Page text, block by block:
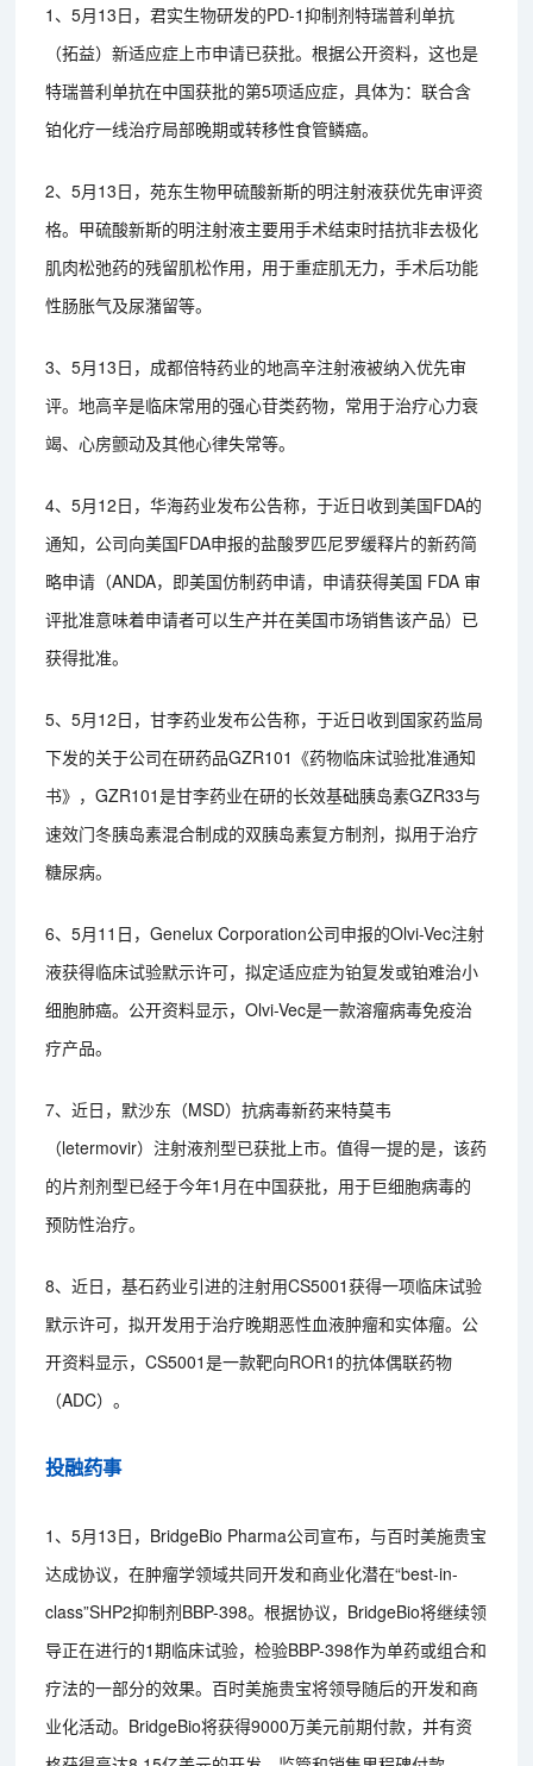
1、5月13日，君实生物研发的PD-1抑制剂特瑞普利单抗
（拓益）新适应症上市申请已获批。根据公开资料，这也是
特瑞普利单抗在中国获批的第5项适应症，具体为：联合含
铂化疗一线治疗局部晚期或转移性食管鳞癌。
2、5月13日，苑东生物甲硫酸新斯的明注射液获优先审评资
格。甲硫酸新斯的明注射液主要用手术结束时拮抗非去极化
肌肉松弛药的残留肌松作用，用于重症肌无力，手术后功能
性肠胀气及尿潴留等。
3、5月13日，成都倍特药业的地高辛注射液被纳入优先审
评。地高辛是临床常用的强心苷类药物，常用于治疗心力衰
竭、心房颤动及其他心律失常等。
4、5月12日，华海药业发布公告称，于近日收到美国FDA的
通知，公司向美国FDA申报的盐酸罗匹尼罗缓释片的新药简
略申请（ANDA，即美国仿制药申请，申请获得美国 FDA 审
评批准意味着申请者可以生产并在美国市场销售该产品）已
获得批准。
5、5月12日，甘李药业发布公告称，于近日收到国家药监局
下发的关于公司在研药品GZR101《药物临床试验批准通知
书》，GZR101是甘李药业在研的长效基础胰岛素GZR33与
速效门冬胰岛素混合制成的双胰岛素复方制剂，拟用于治疗
糖尿病。
6、5月11日，Genelux Corporation公司申报的Olvi-Vec注射
液获得临床试验默示许可，拟定适应症为铂复发或铂难治小
细胞肺癌。公开资料显示，Olvi-Vec是一款溶瘤病毒免疫治
疗产品。
7、近日，默沙东（MSD）抗病毒新药来特莫韦
（letermovir）注射液剂型已获批上市。值得一提的是，该药
的片剂剂型已经于今年1月在中国获批，用于巨细胞病毒的
预防性治疗。
8、近日，基石药业引进的注射用CS5001获得一项临床试验
默示许可，拟开发用于治疗晚期恶性血液肿瘤和实体瘤。公
开资料显示，CS5001是一款靶向ROR1的抗体偶联药物
（ADC）。
投融药事
1、5月13日，BridgeBio Pharma公司宣布，与百时美施贵宝
达成协议，在肿瘤学领域共同开发和商业化潜在“best-in-
class”SHP2抑制剂BBP-398。根据协议，BridgeBio将继续领
导正在进行的1期临床试验，检验BBP-398作为单药或组合和
疗法的一部分的效果。百时美施贵宝将领导随后的开发和商
业化活动。BridgeBio将获得9000万美元前期付款，并有资